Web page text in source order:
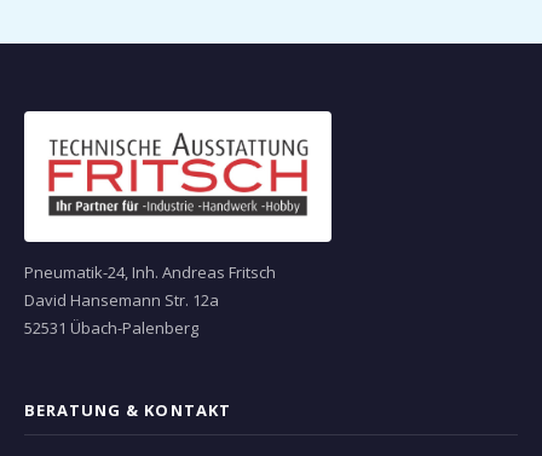
Pneumatik-24, Inh. Andreas Fritsch
David Hansemann Str. 12a
52531 Übach-Palenberg
BERATUNG & KONTAKT